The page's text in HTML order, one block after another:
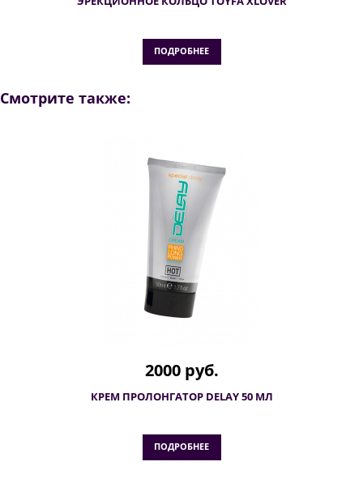
ПОДРОБНЕЕ
Смотрите также:
2000 руб.
КРЕМ ПРОЛОНГАТОР DELAY 50 МЛ
ПОДРОБНЕЕ